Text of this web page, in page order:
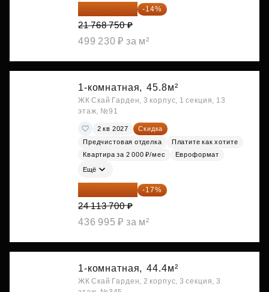
18 721 125 ₽ -14%
21 768 750 ₽
499 230 ₽ за м²
1-комнатная, 45.8м²
ЖК Скай Гарден, 3 корпус, 1 секция, 13
этаж, №91
2 кв 2027
Скидка
Предчистовая отделка
Платите как хотите
Квартира за 2 000 ₽/мес
Евроформат
Ещё
20 014 371 ₽ -17%
24 113 700 ₽
436 995 ₽ за м²
1-комнатная, 44.4м²
ЖК Скай Гарден, 2 корпус, 3 секция, 3